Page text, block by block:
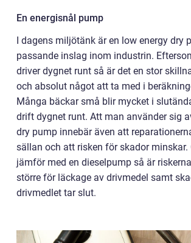
En energisnål pump
I dagens miljötänk är en low energy dry
passande inslag inom industrin.
driver dygnet runt så är det en stor
och absolut något att ta med i
Många bäckar små blir mycket i
drift dygnet runt. Att man använder sig
dry pump innebär även att
sällan och att risken för skador minskar.
jämför med en dieselpump så är
större för läckage av drivmedel samt
drivmedlet tar slut.